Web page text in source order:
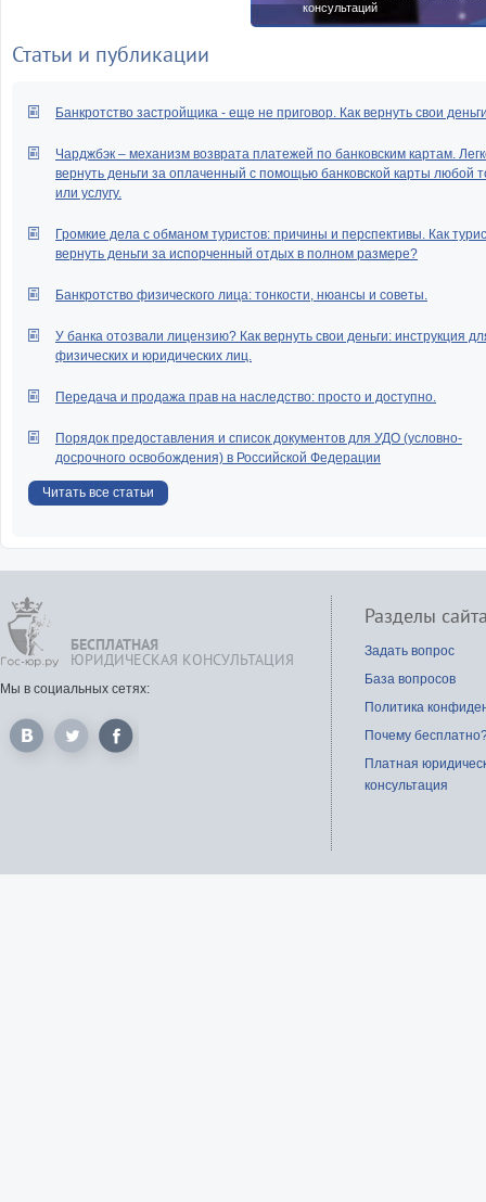
консультаций
Статьи и публикации
Банкротство застройщика - еще не приговор. Как вернуть свои
Чарджбэк – механизм возврата платежей по банковским картам.
вернуть деньги за оплаченный с помощью банковской карты любой
или услугу.
Громкие дела с обманом туристов: причины и перспективы. Как
вернуть деньги за испорченный отдых в полном размере?
Банкротство физического лица: тонкости, нюансы и советы.
У банка отозвали лицензию? Как вернуть свои деньги: инструкция
физических и юридических лиц.
Передача и продажа прав на наследство: просто и доступно.
Порядок предоставления и список документов для УДО (условно-
досрочного освобождения) в Российской Федерации
Читать все статьи
БЕСПЛАТНАЯ
ЮРИДИЧЕСКАЯ КОНСУЛЬТАЦИЯ
Мы в социальных сетях:
Разделы
Задать вопрос
База вопросов
Политика
Почему
Платная
консультация